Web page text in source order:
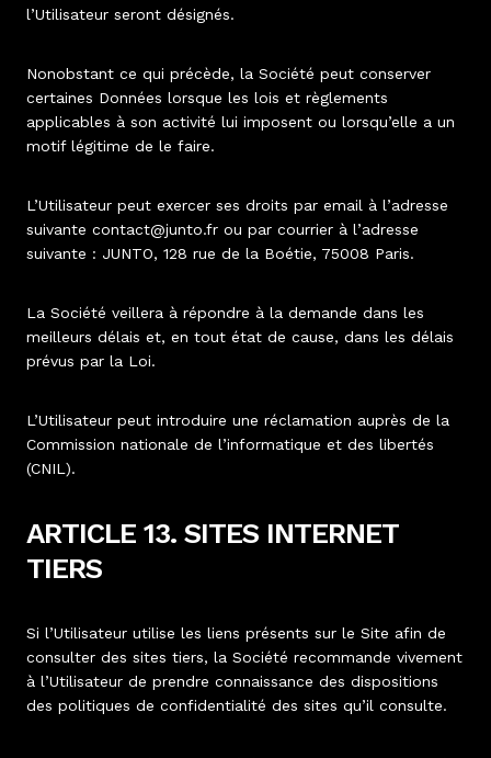
l’Utilisateur seront désignés.
Nonobstant ce qui précède, la Société peut conserver
certaines Données lorsque les lois et règlements
applicables à son activité lui imposent ou lorsqu’elle a un
motif légitime de le faire.
L’Utilisateur peut exercer ses droits par email à l’adresse
suivante contact@junto.fr ou par courrier à l’adresse
suivante : JUNTO, 128 rue de la Boétie, 75008 Paris.
La Société veillera à répondre à la demande dans les
meilleurs délais et, en tout état de cause, dans les délais
prévus par la Loi.
L’Utilisateur peut introduire une réclamation auprès de la
Commission nationale de l’informatique et des libertés
(CNIL).
ARTICLE 13. SITES INTERNET
TIERS
Si l’Utilisateur utilise les liens présents sur le Site afin de
consulter des sites tiers, la Société recommande vivement
à l’Utilisateur de prendre connaissance des dispositions
des politiques de confidentialité des sites qu’il consulte.